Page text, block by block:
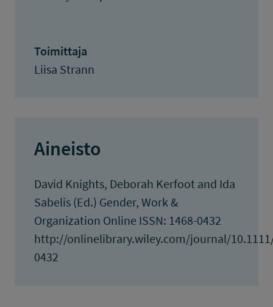
Toimittaja
Liisa Strann
Aineisto
David Knights, Deborah Kerfoot and Ida
Sabelis (Ed.) Gender, Work &
Organization Online ISSN: 1468-0432
http://onlinelibrary.wiley.com/journal/10.1111/
0432